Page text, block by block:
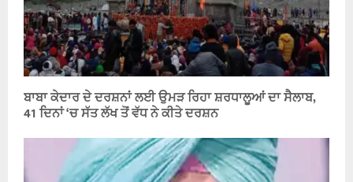
ਬਾਬਾ ਕੇਦਾਰ ਦੇ ਦਰਸ਼ਨਾਂ ਲਈ ਉਮੜ ਰਿਹਾ ਸ਼ਰਧਾਲੂਆਂ ਦਾ ਸੈਲਾਬ,
41 ਦਿਨਾਂ ‘ਚ ਸੱਤ ਲੱਖ ਤੋਂ ਵੱਧ ਨੇ ਕੀਤੇ ਦਰਸ਼ਨ